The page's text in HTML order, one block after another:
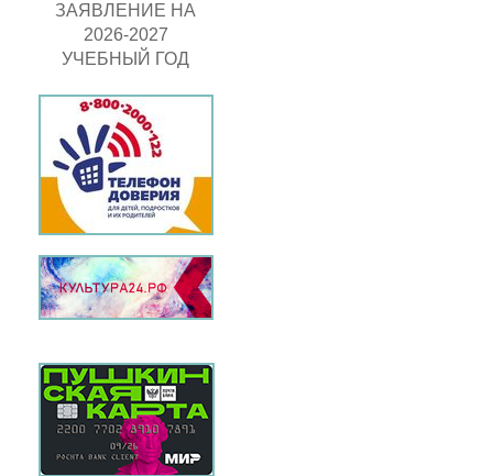
ЗАЯВЛЕНИЕ НА
2026-2027
УЧЕБНЫЙ ГОД